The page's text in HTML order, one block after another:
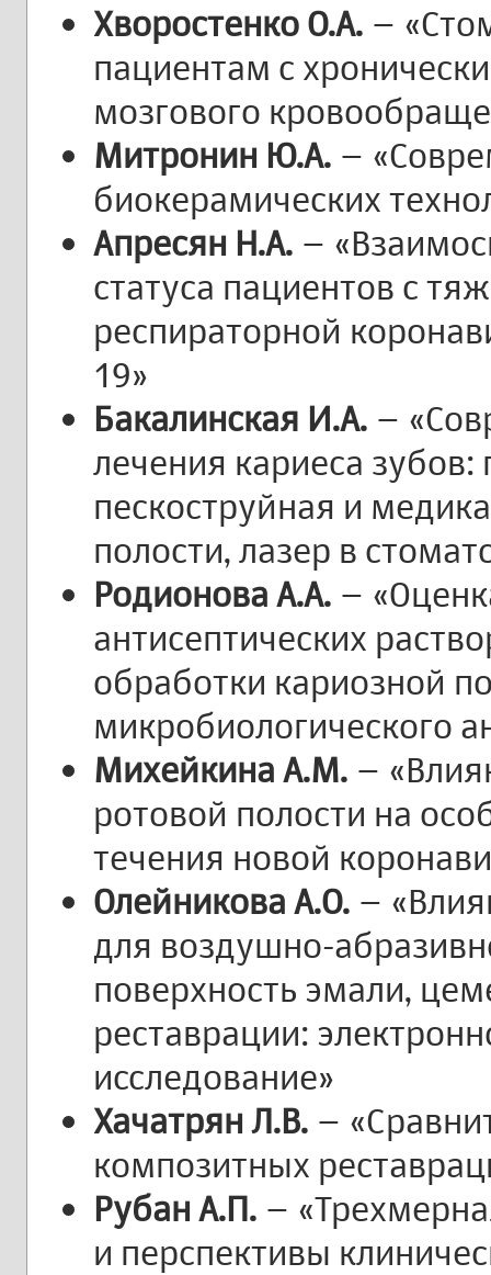
Хворостенко О.А. –
пациентам с
мозгового
Митронин Ю.А. –
биокерамических
Апресян Н.А. –
статуса пациентов с
респираторной
19»
Бакалинская И.А. –
лечения кариеса
пескоструйная и
полости, лазер в
Родионова А.А. –
антисептических
обработки кариозной
микробиологического
Михейкина А.М. –
ротовой полости на
течения новой
Олейникова А.О. –
для воздушно-
поверхность эмали,
реставрации:
исследование»
Хачатрян Л.В. –
композитных
Рубан А.П. –
и перспективы